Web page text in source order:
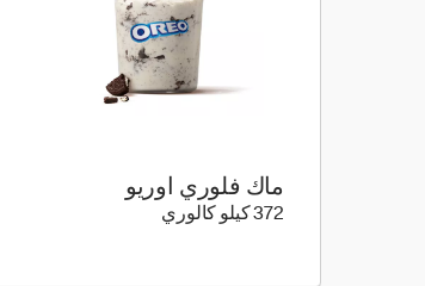
ماك فلوري اوريو
372 كيلو كالوري 372 كيلو سعرة حرارية